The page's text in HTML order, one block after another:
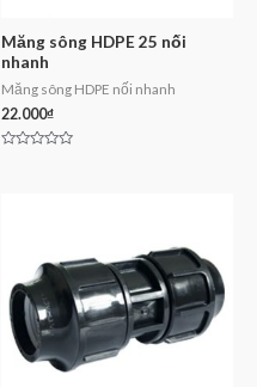
Măng sông HDPE 25 nối
nhanh
Măng sông HDPE nối nhanh
22.000₫